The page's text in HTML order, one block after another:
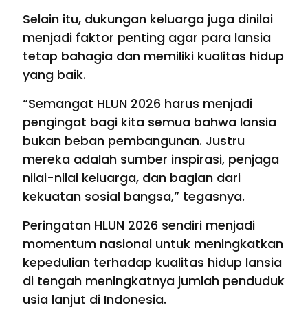
Selain itu, dukungan keluarga juga dinilai
menjadi faktor penting agar para lansia
tetap bahagia dan memiliki kualitas hidup
yang baik.
“Semangat HLUN 2026 harus menjadi
pengingat bagi kita semua bahwa lansia
bukan beban pembangunan. Justru
mereka adalah sumber inspirasi, penjaga
nilai-nilai keluarga, dan bagian dari
kekuatan sosial bangsa,” tegasnya.
Peringatan HLUN 2026 sendiri menjadi
momentum nasional untuk meningkatkan
kepedulian terhadap kualitas hidup lansia
di tengah meningkatnya jumlah penduduk
usia lanjut di Indonesia.